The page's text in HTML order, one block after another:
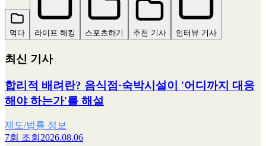
먹다 라이프 해킹 스포츠하기 추천 기사 인터뷰 기사
최신 기사
합리적 배려란? 음식점·숙박시설이 '어디까지 대응
해야 하는가'를 해설
제도/법률 정보
7회 조회 2026.08.06